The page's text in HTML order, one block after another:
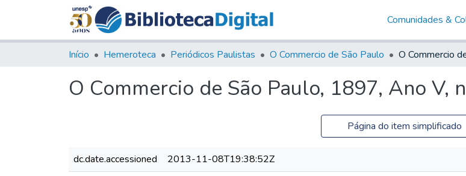
Comunidades &
Início Hemeroteca Periódicos Paulistas O Commercio de São Paulo
O Commercio de São Paulo, 1897, Ano V,
Página do item simplificado
dc.date.accessioned
2013-11-08T19:38:52Z